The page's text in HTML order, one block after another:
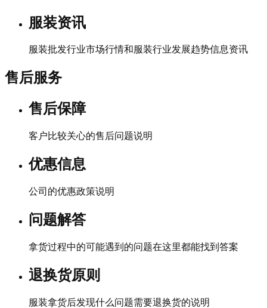
服装资讯
服装批发行业市场行情和服装行业发展趋势信息资讯
售后服务
售后保障
客户比较关心的售后问题说明
优惠信息
公司的优惠政策说明
问题解答
拿货过程中的可能遇到的问题在这里都能找到答案
退换货原则
服装拿货后发现什么问题需要退换货的说明